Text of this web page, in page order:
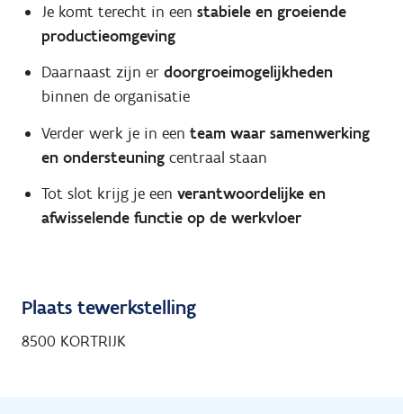
Je komt terecht in een stabiele en groeiende
productieomgeving
Daarnaast zijn er doorgroeimogelijkheden
binnen de organisatie
Verder werk je in een team waar samenwerking
en ondersteuning centraal staan
Tot slot krijg je een verantwoordelijke en
afwisselende functie op de werkvloer
Plaats tewerkstelling
8500 KORTRIJK